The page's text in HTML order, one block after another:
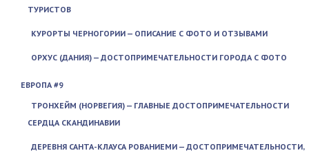
ТУРИСТОВ
КУРОРТЫ ЧЕРНОГОРИИ — ОПИСАНИЕ С ФОТО И ОТЗЫВАМИ
ОРХУС (ДАНИЯ) — ДОСТОПРИМЕЧАТЕЛЬНОСТИ ГОРОДА С ФОТО
ЕВРОПА #9
ТРОНХЕЙМ (НОРВЕГИЯ) — ГЛАВНЫЕ ДОСТОПРИМЕЧАТЕЛЬНОСТИ
СЕРДЦА СКАНДИНАВИИ
ДЕРЕВНЯ САНТА-КЛАУСА РОВАНИЕМИ — ДОСТОПРИМЕЧАТЕЛЬНОСТИ,